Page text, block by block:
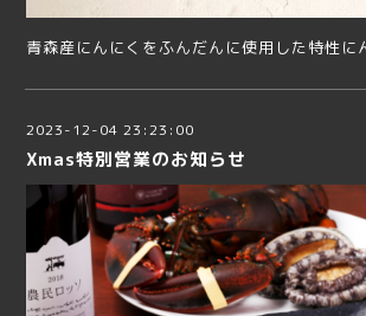
青森産にんにくをふんだんに使用した特性に
2023-12-04 23:23:00
Xmas特別営業のお知らせ